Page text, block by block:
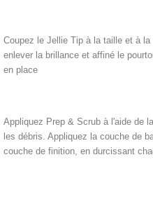
Coupez le Jellie Tip à la taille et à
enlever la brillance et affiné le
en place
Appliquez Prep & Scrub à l'aide de
les débris. Appliquez la couche de
couche de finition, en durcissant